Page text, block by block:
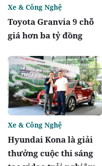
Toyota Granvia 9 chỗ
giá hơn ba tỷ đồng
Xe & Công Nghệ
Hyundai Kona là giải
thưởng cuộc thi sáng
Xe & Công Nghệ